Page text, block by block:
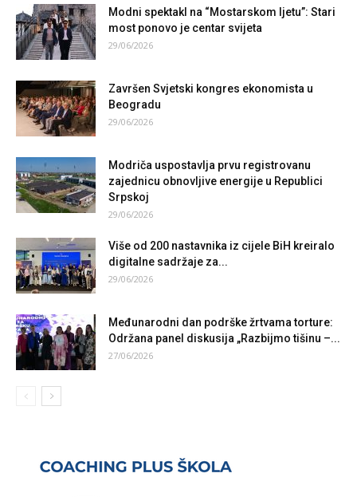
Modni spektakl na “Mostarskom ljetu”: Stari
most ponovo je centar svijeta
29/06/2026
Završen Svjetski kongres ekonomista u
Beogradu
29/06/2026
Modriča uspostavlja prvu registrovanu
zajednicu obnovljive energije u Republici
Srpskoj
29/06/2026
Više od 200 nastavnika iz cijele BiH kreiralo
digitalne sadržaje za...
29/06/2026
Međunarodni dan podrške žrtvama torture:
Održana panel diskusija „Razbijmo tišinu –...
27/06/2026